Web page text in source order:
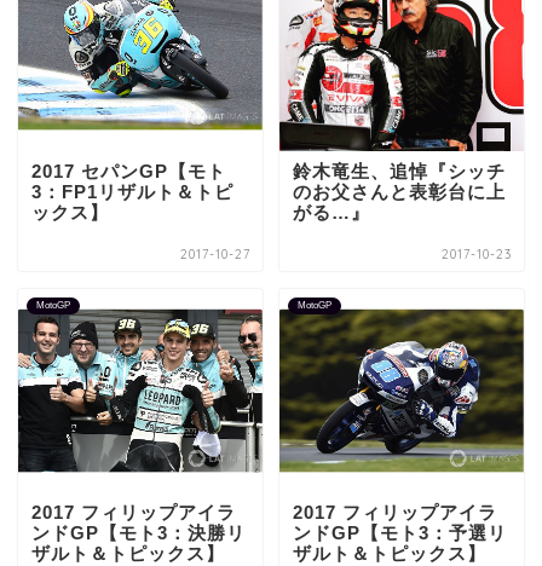
2017 セパンGP【モト
3：FP1リザルト＆トピ
ックス】
2017-10-27
鈴木竜生、追悼『シッチ
のお父さんと表彰台に上
がる…』
2017-10-23
MotoGP
2017 フィリップアイラ
ンドGP【モト3：決勝リ
ザルト＆トピックス】
MotoGP
2017 フィリップアイラ
ンドGP【モト3：予選リ
ザルト＆トピックス】